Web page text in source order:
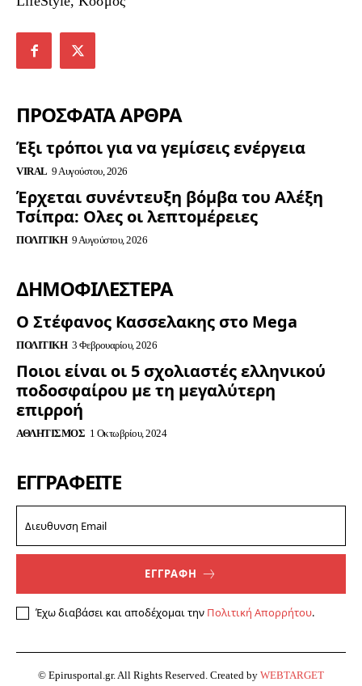
ΠΡΟΣΦΑΤΑ ΑΡΘΡΑ
Έξι τρόποι για να γεμίσεις ενέργεια
VIRAL 9 Αυγούστου, 2026
Έρχεται συνέντευξη βόμβα του Αλέξη
Τσίπρα: Ολες οι λεπτομέρειες
ΠΟΛΙΤΙΚΉ 9 Αυγούστου, 2026
ΔΗΜΟΦΙΛΈΣΤΕΡΑ
Ο Στέφανος Κασσελακης στο Mega
ΠΟΛΙΤΙΚΉ 3 Φεβρουαρίου, 2026
Ποιοι είναι οι 5 σχολιαστές ελληνικού
ποδοσφαίρου με τη μεγαλύτερη
επιρροή
ΑΘΛΗΤΙΣΜΌΣ 1 Οκτωβρίου, 2024
ΕΓΓΡΑΦΕΊΤΕ
ΕΓΓΡΑΦΗ
Έχω διαβάσει και αποδέχομαι την Πολιτική Απορρήτου.
© Epirusportal.gr. All Rights Reserved. Created by WEBTARGET